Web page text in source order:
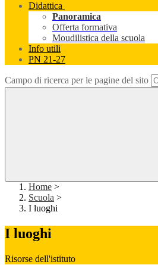
Didattica
Panoramica
Offerta formativa
Moudilistica della scuola
Info utili
PN 21-27
Campo di ricerca per le pagine del sito
Home >
Scuola >
I luoghi
I luoghi
Risorse dell'istituto